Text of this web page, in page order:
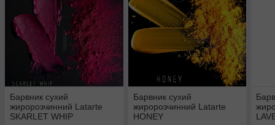
Барвник сухий
жиророзчинний Latarte
SKARLET WHIP
Барвник сухий
жиророзчинний Latarte
HONEY